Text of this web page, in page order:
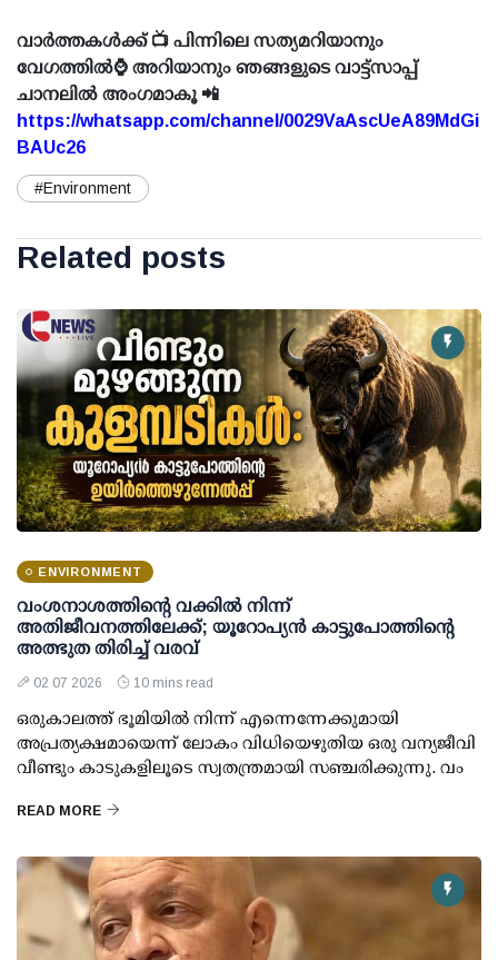
വാർത്തകൾക്ക് 📺 പിന്നിലെ സത്യമറിയാനും
വേഗത്തിൽ⌚ അറിയാനും ഞങ്ങളുടെ വാട്ട്സാപ്പ്
ചാനലിൽ അംഗമാകൂ 📲
https://whatsapp.com/channel/0029VaAscUeA89MdGi
BAUc26
#Environment
Related posts
ENVIRONMENT
വംശനാശത്തിന്റെ വക്കില്‍ നിന്ന്
അതിജീവനത്തിലേക്ക്; യൂറോപ്യന്‍ കാട്ടുപോത്തിന്റെ
അത്ഭുത തിരിച്ച് വരവ്
02 07 2026 10 mins read
ഒരുകാലത്ത് ഭൂമിയില്‍ നിന്ന് എന്നെന്നേക്കുമായി
അപ്രത്യക്ഷമായെന്ന് ലോകം വിധിയെഴുതിയ ഒരു വന്യജീവി
വീണ്ടും കാടുകളിലൂടെ സ്വതന്ത്രമായി സഞ്ചരിക്കുന്നു. വം
READ MORE